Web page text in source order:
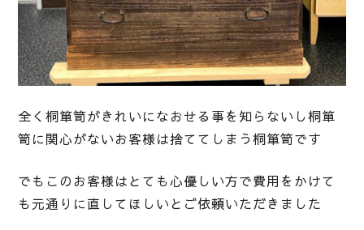
全く桐箪笥がきれいになおせる事を知らないし桐箪
笥に関心がないお客様は捨ててしまう桐箪笥です
でもこのお客様はとても心優しい方で費用をかけて
も元通りに直してほしいとご依頼いただきました